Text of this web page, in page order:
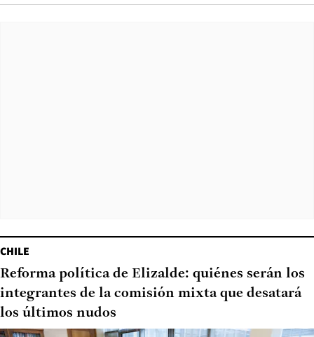
CHILE
Reforma política de Elizalde: quiénes serán los
integrantes de la comisión mixta que desatará
los últimos nudos